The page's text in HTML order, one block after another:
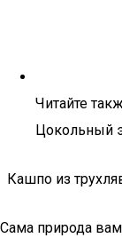
Читайте
Цокольный
Кашпо из
Сама природа